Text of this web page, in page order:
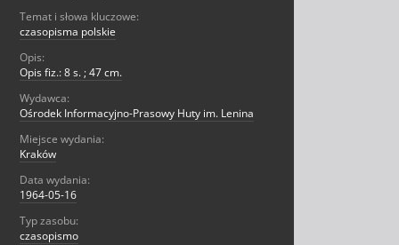
Temat i słowa kluczowe:
czasopisma polskie
Opis:
Opis fiz.: 8 s. ; 47 cm.
Wydawca:
Ośrodek Informacyjno-Prasowy Huty im. Lenina
Miejsce wydania:
Kraków
Data wydania:
1964-05-16
Typ zasobu:
czasopismo